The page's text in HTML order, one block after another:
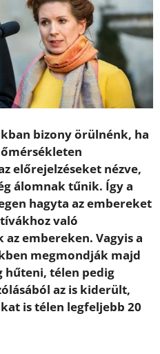
bizony örülnénk, ha
előrejelzéseket nézve,
álomnak tűnik. Így a
hagyta az embereket
való
embereken. Vagyis a
megmondják majd
hűteni, télen pedig
az is kiderült,
is télen legfeljebb 20